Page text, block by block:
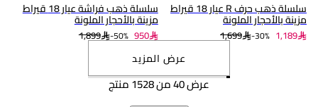
سلسلة ذهب حرف R عيار 18 قيراط
مزينة بالأحجار الملونة
1,699 30%- 1,189
سلسلة ذهب فراشة عيار 18 قيراط
مزينة بالأحجار الملونة
1,899 50%- 950
عرض المزيد
عرض 40 من 1528 منتج